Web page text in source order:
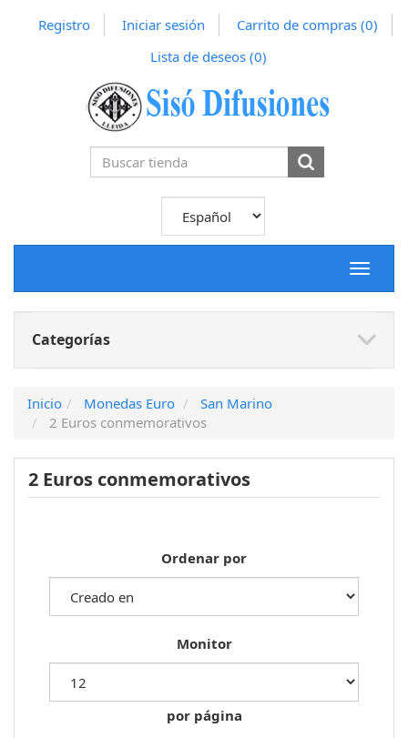
Registro Iniciar sesión Carrito de compras (0)
Lista de deseos (0)
Toggle
Categorías
Inicio Monedas Euro
San Marino
2 Euros conmemorativos
2 Euros conmemorativos
Ordenar por
Monitor
por página